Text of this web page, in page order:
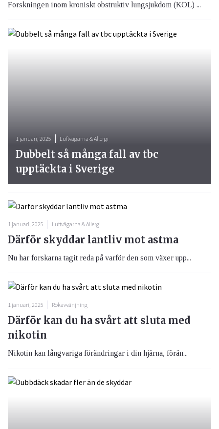
Forskningen inom kroniskt obstruktiv lungsjukdom (KOL) ...
1 januari, 2025 Luftvägarna & Allergi
Därför skyddar lantliv mot astma
Nu har forskarna tagit reda på varför den som växer upp...
1 januari, 2025 Rökavvänjning
Därför kan du ha svårt att sluta med
nikotin
Nikotin kan långvariga förändringar i din hjärna, förän...
1 januari, 2025 Luftvägarna & Allergi
Dubbelt så många fall av tbc
upptäckta i Sverige